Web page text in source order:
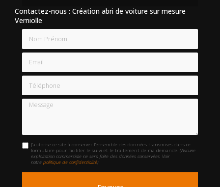
Contactez-nous : Création abri de voiture sur mesure
Verniolle
Email
Téléphone
Message
J'autorise ce site à conserver l'ensemble des données transmises dans ce
formulaire pour faciliter le suivi et le traitement de ma demande.(Aucune
exploitation commerciale ne sera faite des données conservées. Voir
notrepolitique de confidentialité)